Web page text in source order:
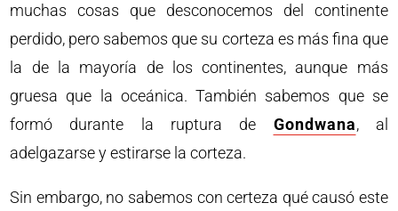
muchas cosas que desconocemos del continente
perdido, pero sabemos que su corteza es más fina que
la de la mayoría de los continentes, aunque más
gruesa que la oceánica. También sabemos que se
formó durante la ruptura de Gondwana, al
adelgazarse y estirarse la corteza.
Sin embargo, no sabemos con certeza qué causó este